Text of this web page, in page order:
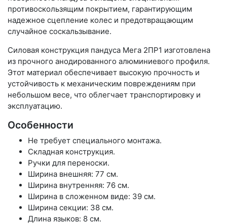
противоскользящим покрытием, гарантирующим
надежное сцепление колес и предотвращающим
случайное соскальзывание.
Силовая конструкция пандуса Мега 2ПР1 изготовлена
из прочного анодированного алюминиевого профиля.
Этот материал обеспечивает высокую прочность и
устойчивость к механическим повреждениям при
небольшом весе, что облегчает транспортировку и
эксплуатацию.
Особенности
Не требует специального монтажа.
Складная конструкция.
Ручки для переноски.
Ширина внешняя: 77 см.
Ширина внутренняя: 76 см.
Ширина в сложенном виде: 39 см.
Ширина секции: 38 см.
Длина языков: 8 см.